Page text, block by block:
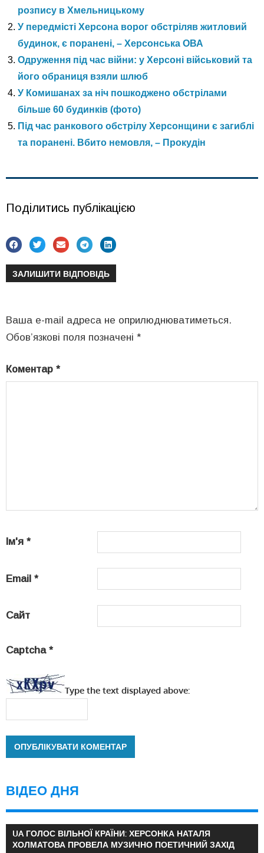
розпису в Хмельницькому
У передмісті Херсона ворог обстріляв житловий
будинок, є поранені, – Херсонська ОВА
Одруження під час війни: у Херсоні військовий та
його обраниця взяли шлюб
У Комишанах за ніч пошкоджено обстрілами
більше 60 будинків (фото)
Під час ранкового обстрілу Херсонщини є загиблі
та поранені. Вбито немовля, – Прокудін
Поділитись публікацією
ЗАЛИШИТИ ВІДПОВІДЬ
Ваша e-mail адреса не оприлюднюватиметься.
Обов’язкові поля позначені *
Коментар *
Ім'я *
Email *
Сайт
Captcha *
Type the text displayed above:
ВІДЕО ДНЯ
UA ГОЛОС ВІЛЬНОЇ КРАЇНИ: ХЕРСОНКА НАТАЛЯ
ХОЛМАТОВА ПРОВЕЛА МУЗИЧНО ПОЕТИЧНИЙ ЗАХІД